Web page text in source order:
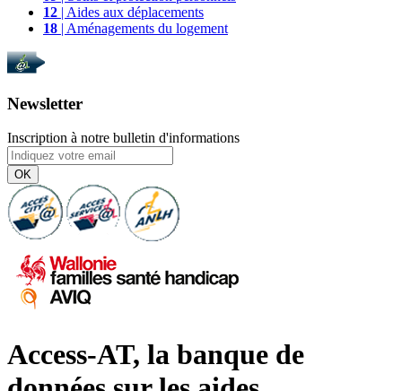
12 | Aides aux déplacements
18 | Aménagements du logement
Newsletter
Inscription à notre bulletin d'informations
OK
Access-AT, la banque de